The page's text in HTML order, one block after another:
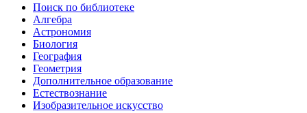
Поиск по библиотеке
Алгебра
Астрономия
Биология
География
Геометрия
Дополнительное образование
Естествознание
Изобразительное искусство